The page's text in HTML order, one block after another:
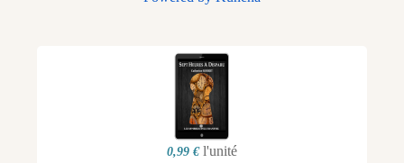
0,99 € l'unité